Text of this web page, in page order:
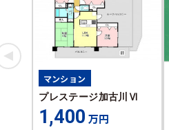
マンション
プレステージ加古川Ⅵ
1,400 万円